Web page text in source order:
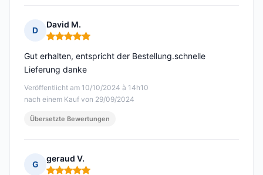
D
David M.
Hinweis: 5 von 5
Veröffentlicht am 10/10/2024 à 14h10
nach einem Kauf von 29/09/2024
Gut erhalten, entspricht der Bestellung.schnelle
Lieferung danke
Übersetzte Bewertungen
G
geraud V.